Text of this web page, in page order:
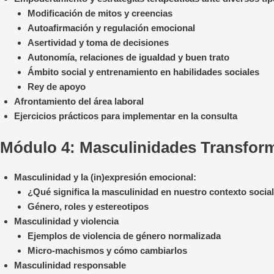
Modificación de mitos y creencias
Autoafirmación y regulación emocional
Asertividad y toma de decisiones
Autonomía, relaciones de igualdad y buen trato
Ámbito social y entrenamiento en habilidades sociales
Rey de apoyo
Afrontamiento del área laboral
Ejercicios prácticos para implementar en la consulta
Módulo 4: Masculinidades
Masculinidad y la (in)expresión emocional:
¿Qué significa la masculinidad en nuestro contexto
Género, roles y estereotipos
Masculinidad y violencia
Ejemplos de violencia de género normalizada
Micro-machismos y cómo cambiarlos
Masculinidad responsable